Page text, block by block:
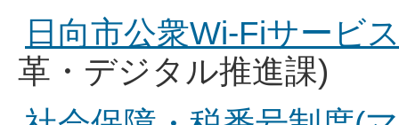
日向市公衆Wi-Fiサービ
革・デジタル推進課)